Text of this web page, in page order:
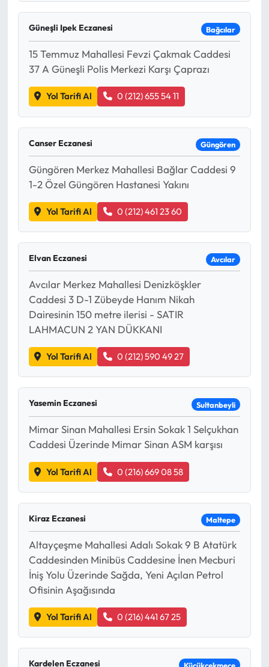
Güneşli Ipek Eczanesi Bağcılar
15 Temmuz Mahallesi Fevzi Çakmak Caddesi
37 A Güneşli Polis Merkezi Karşı Çaprazı
Yol Tarifi Al 0 (212) 655 54 11
Canser Eczanesi Güngören
Güngören Merkez Mahallesi Bağlar Caddesi 9
1-2 Özel Güngören Hastanesi Yakını
Yol Tarifi Al 0 (212) 461 23 60
Elvan Eczanesi Avcılar
Avcılar Merkez Mahallesi Denizköşkler
Caddesi 3 D-1 Zübeyde Hanım Nikah
Dairesinin 150 metre ilerisi - SATIR
LAHMACUN 2 YAN DÜKKANI
Yol Tarifi Al 0 (212) 590 49 27
Yasemin Eczanesi Sultanbeyli
Mimar Sinan Mahallesi Ersin Sokak 1 Selçukhan
Caddesi Üzerinde Mimar Sinan ASM karşısı
Yol Tarifi Al 0 (216) 669 08 58
Kiraz Eczanesi Maltepe
Altayçeşme Mahallesi Adalı Sokak 9 B Atatürk
Caddesinden Minibüs Caddesine İnen Mecburi
İniş Yolu Üzerinde Sağda, Yeni Açılan Petrol
Ofisinin Aşağısında
Yol Tarifi Al 0 (216) 441 67 25
Kardelen Eczanesi Küçükçekmece